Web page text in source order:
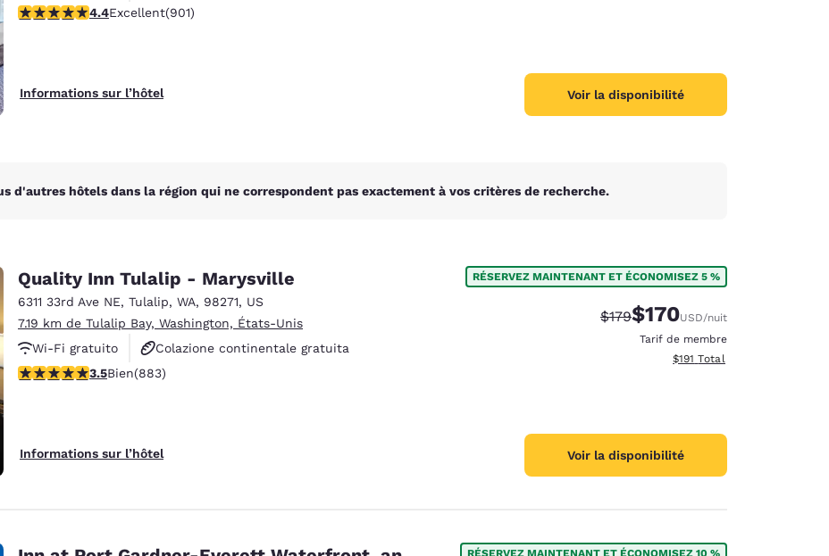
English
Animali ammessi
4.4 étoiles. Excellent. 901 commentaires
4.4Excellent(901)
Informations sur l’hôtel Voir la disponibilité
d'autres hôtels dans la région qui ne correspondent pas exactement à vos critères de recherche.
Quality Inn Tulalip - Marysville
6311 33rd Ave NE, Tulalip, WA, 98271, US
7.19 km de Tulalip Bay, Washington, États-Unis
Wi-Fi gratuito
Colazione continentale gratuita
Animali ammessi
3.53 étoiles. Bien. 883 commentaires
3.5Bien(883)
Informations sur l’hôtel
RÉSERVEZ MAINTENANT ET ÉCONOMISEZ 5 %
Tarif barré :
$179Tarif réduit :
$170USD/nuit
Tarif de membre
Afficher les détails totaux
$191 Total
Voir la disponibilité
RÉSERVEZ MAINTENANT ET ÉCONOMISEZ 10 %